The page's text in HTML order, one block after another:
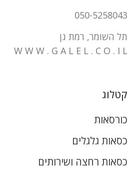
050-5258043
תל השומר, רמת גן
W W W . G A L E L . C O . I L
קטלוג
כורסאות
כסאות גלגלים
כסאות רחצה ושירותים